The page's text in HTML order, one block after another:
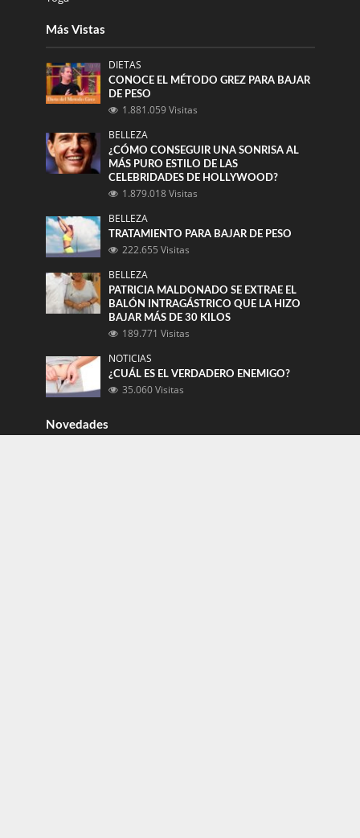
Más Vistas
DIETAS
CONOCE EL MÉTODO GREZ PARA BAJAR
DE PESO
1.881.059 Visitas
BELLEZA
¿CÓMO CONSEGUIR UNA SONRISA AL
MÁS PURO ESTILO DE LAS
CELEBRIDADES DE HOLLYWOOD?
1.879.018 Visitas
BELLEZA
TRATAMIENTO PARA BAJAR DE PESO
222.655 Visitas
BELLEZA
PATRICIA MALDONADO SE EXTRAE EL
BALÓN INTRAGÁSTRICO QUE LA HIZO
BAJAR MÁS DE 30 KILOS
189.771 Visitas
NOTICIAS
¿CUÁL ES EL VERDADERO ENEMIGO?
35.060 Visitas
Novedades